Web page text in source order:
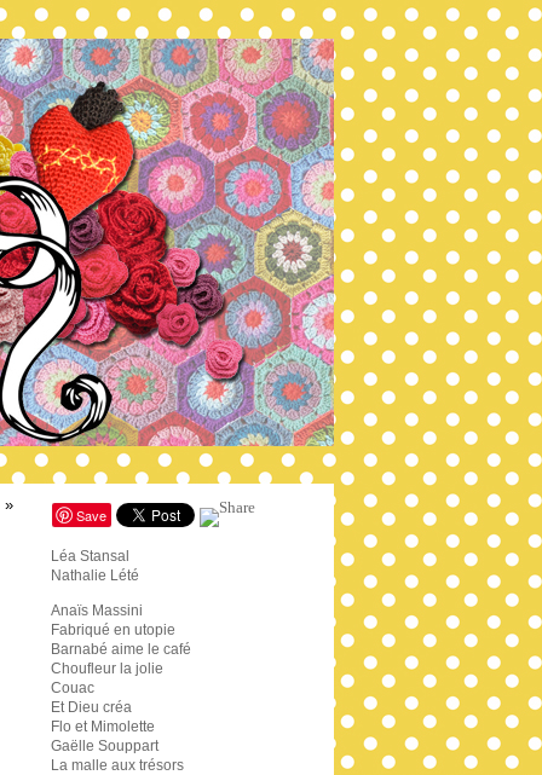
»
Save
Léa Stansal
Nathalie Lété
Anaïs Massini
Fabriqué en utopie
Barnabé aime le café
Choufleur la jolie
Couac
Et Dieu créa
Flo et Mimolette
Gaëlle Souppart
La malle aux trésors